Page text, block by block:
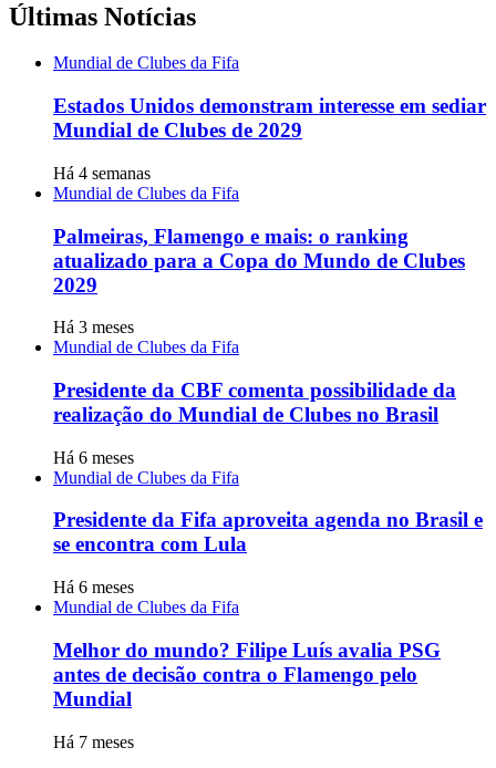
Últimas Notícias
Mundial de Clubes da Fifa
Estados Unidos demonstram interesse em sediar
Mundial de Clubes de 2029
Há 4 semanas
Mundial de Clubes da Fifa
Palmeiras, Flamengo e mais: o ranking
atualizado para a Copa do Mundo de Clubes
2029
Há 3 meses
Mundial de Clubes da Fifa
Presidente da CBF comenta possibilidade da
realização do Mundial de Clubes no Brasil
Há 6 meses
Mundial de Clubes da Fifa
Presidente da Fifa aproveita agenda no Brasil e
se encontra com Lula
Há 6 meses
Mundial de Clubes da Fifa
Melhor do mundo? Filipe Luís avalia PSG
antes de decisão contra o Flamengo pelo
Mundial
Há 7 meses